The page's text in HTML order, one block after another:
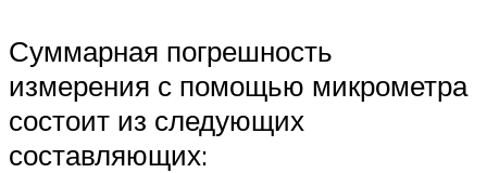
Суммарная погрешность
измерения с помощью микрометра
состоит из следующих
составляющих: